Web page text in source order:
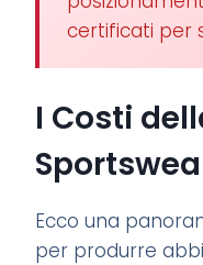
certificati per
I Costi
Ecco una
per produrre